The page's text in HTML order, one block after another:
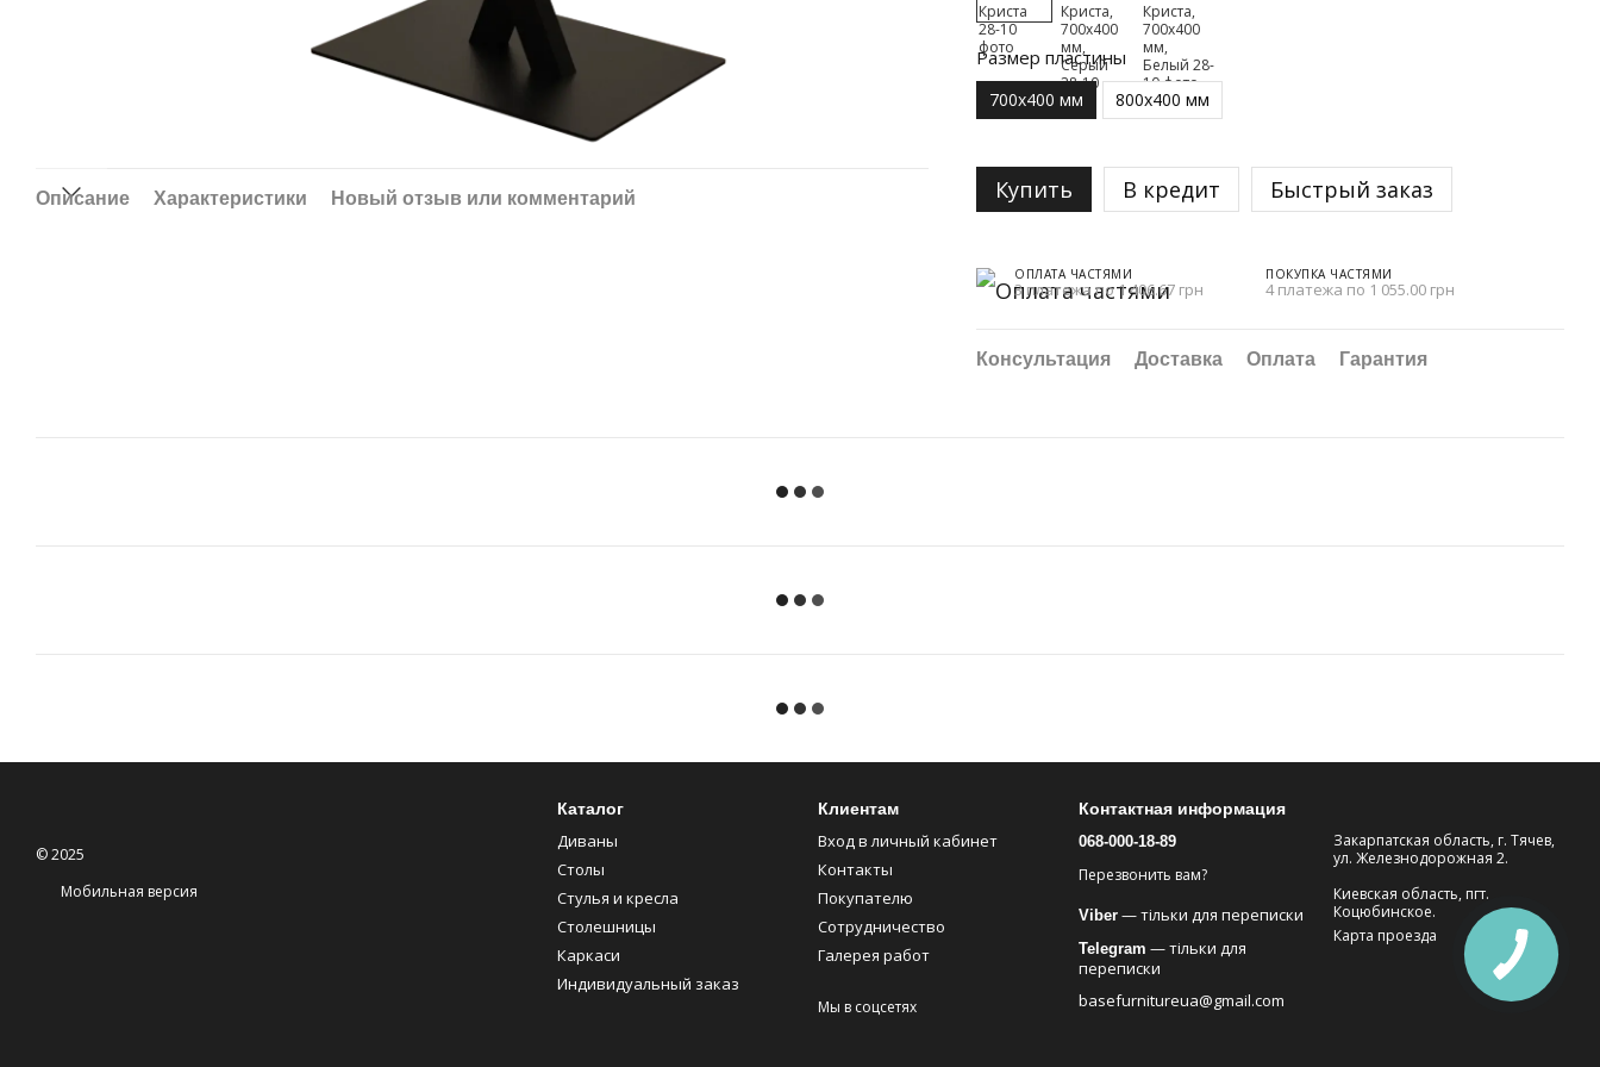
Описание Характеристики Новый отзыв или комментарий
Размер пластины
700х400 мм 800х400 мм
Купить В кредит Быстрый заказ
ОПЛАТА ЧАСТЯМИ
3 платежа по 1 406.67 грн
ПОКУПКА ЧАСТЯМИ
4 платежа по 1 055.00 грн
Консультация Доставка Оплата Гарантия
© 2025
Мобильная версия
Каталог
Диваны
Столы
Стулья и кресла
Столешницы
Каркаси
Индивидуальный заказ
Клиентам
Вход в личный кабинет
Контакты
Покупателю
Сотрудничество
Галерея работ
Мы в соцсетях
Контактная информация
068-000-18-89
Перезвонить вам?
Viber — тільки для переписки
Telegram — тільки для
переписки
basefurnitureua@gmail.com
Закарпатская область, г. Тячев,
ул. Железнодорожная 2.
Киевская область, пгт.
Коцюбинское.
Карта проезда